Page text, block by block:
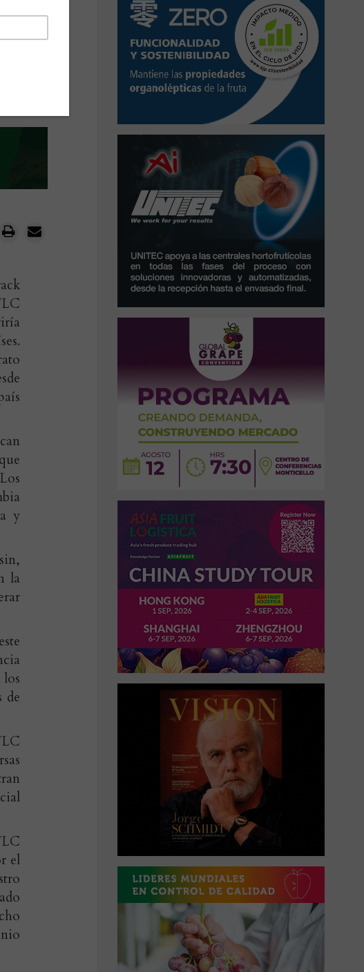
X
y
la
los
de
el